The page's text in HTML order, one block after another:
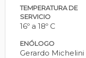
TEMPERATURA DE
SERVICIO
16º a 18º C
ENÓLOGO
Gerardo